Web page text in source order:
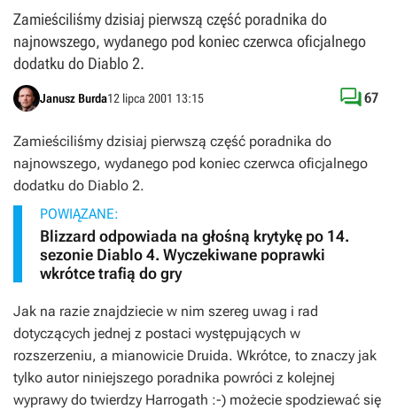
Zamieściliśmy dzisiaj pierwszą część poradnika do
najnowszego, wydanego pod koniec czerwca oficjalnego
dodatku do Diablo 2.
Janusz Burda12 lipca 2001 13:15 67
Zamieściliśmy dzisiaj pierwszą część poradnika do
najnowszego, wydanego pod koniec czerwca oficjalnego
dodatku do Diablo 2.
POWIĄZANE:
Blizzard odpowiada na głośną krytykę po 14.
sezonie Diablo 4. Wyczekiwane poprawki
wkrótce trafią do gry
Jak na razie znajdziecie w nim szereg uwag i rad
dotyczących jednej z postaci występujących w
rozszerzeniu, a mianowicie Druida. Wkrótce, to znaczy jak
tylko autor niniejszego poradnika powróci z kolejnej
wyprawy do twierdzy Harrogath :-) możecie spodziewać się